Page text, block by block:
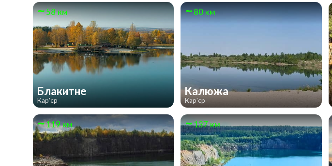
58 км
Блакитне
Кар'єр
80 км
Калюжа
Кар'єр
119 км 137 км